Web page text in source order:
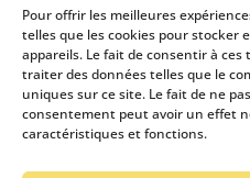
Pour offrir les meilleures
telles que les cookies pour stocker
appareils. Le fait de consentir à
traiter des données telles que le
uniques sur ce site. Le fait de ne
consentement peut avoir un effet
caractéristiques et fonctions.
S’abonner à la